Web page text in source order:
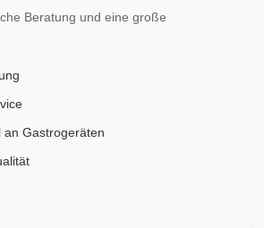
Beratung und eine große
an Gastrogeräten